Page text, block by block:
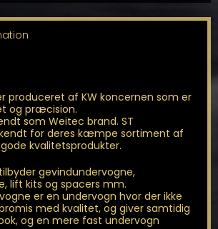
produceret af KW koncernen som er
og præcision.
som Weitec brand. ST
kendt for deres kæmpe sortiment af
kvalitetsprodukter.
gevindundervogne,
lift kits og spacers mm.
er en undervogn hvor der ikke
med kvalitet, og giver samtidig
og en mere fast undervogn